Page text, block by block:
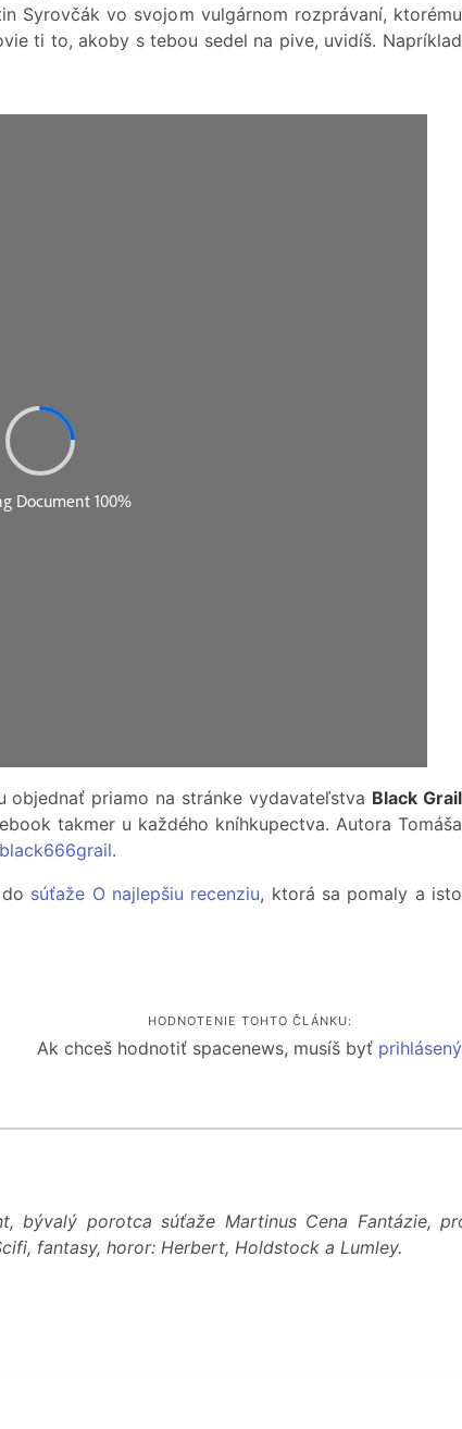
Syrovčák vo svojom vulgárnom rozprávaní, ktorému
ti to, akoby s tebou sedel na pive, uvidíš. Napríklad
priamo na stránke vydavateľstva Black Grail
takmer u každého kníhkupectva. Autora Tomáša
.
súťaže O najlepšiu recenziu, ktorá sa pomaly a isto
HODNOTENIE TOHTO ČLÁNKU:
Ak chceš hodnotiť spacenews, musíš byť prihlásený
bývalý porotca súťaže Martinus Cena Fantázie,
fantasy, horor: Herbert, Holdstock a Lumley.